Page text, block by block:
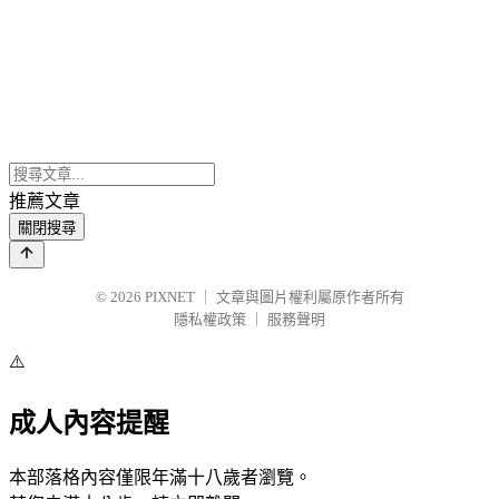
推薦文章
關閉搜尋
© 2026 PIXNET
文章與圖片權利屬原作者所有
隱私權政策
服務聲明
⚠️
成人內容提醒
本部落格內容僅限年滿十八歲者瀏覽。